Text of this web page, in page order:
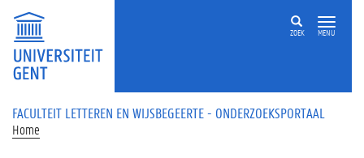
Overslaan en naar de inhoud gaan
ZOEK MENU
FACULTEIT LETTEREN EN WIJSBEGEERTE - ONDERZOEKSPORTAAL
Home